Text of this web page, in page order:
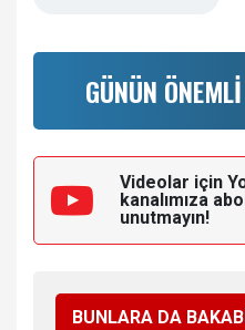
GÜNÜN
Videolar için
kanalımıza
unutmayın!
BUNLARA DA